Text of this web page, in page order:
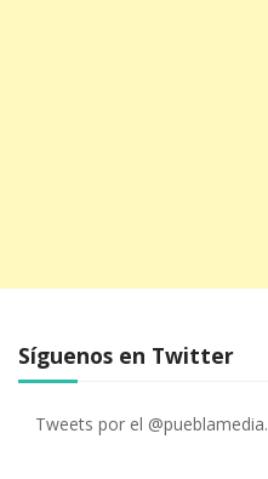
Síguenos en Twitter
Tweets por el @pueblamedia.